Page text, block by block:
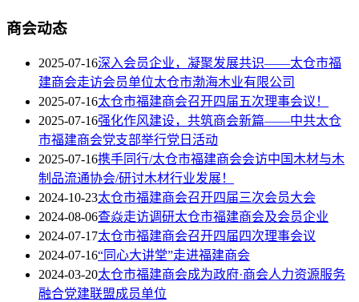
商会动态
2025-07-16深入会员企业，凝聚发展共识——太仓市福
建商会走访会员单位太仓市渤海木业有限公司
2025-07-16太仓市福建商会召开四届五次理事会议！
2025-07-16强化作风建设，共筑商会新篇——中共太仓
市福建商会党支部举行党日活动
2025-07-16携手同行/太仓市福建商会会访中国木材与木
制品流通协会/研讨木材行业发展！
2024-10-23太仓市福建商会召开四届三次会员大会
2024-08-06查焱走访调研太仓市福建商会及会员企业
2024-07-17太仓市福建商会召开四届四次理事会议
2024-07-16“同心大讲堂”走进福建商会
2024-03-20太仓市福建商会成为政府·商会人力资源服务
融合党建联盟成员单位